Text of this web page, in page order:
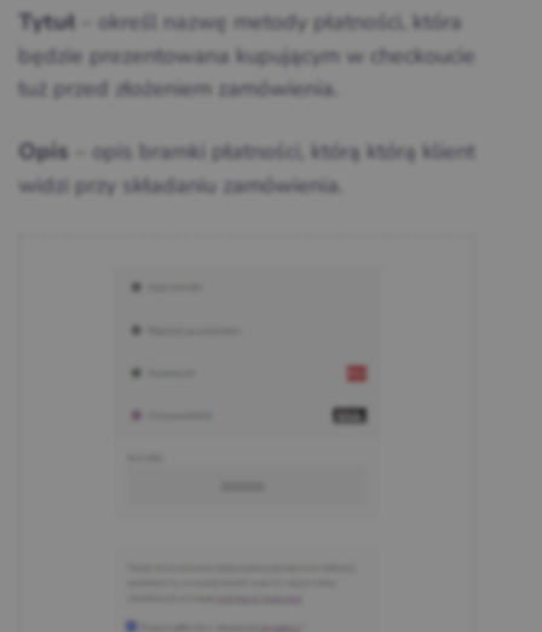
Tytuł
– określ nazwę metody płatności, która
będzie prezentowana kupującym w checkoucie
tuż przed złożeniem zamówienia.
Opis
– opis bramki płatności, którą którą klient
widzi przy składaniu zamówienia.